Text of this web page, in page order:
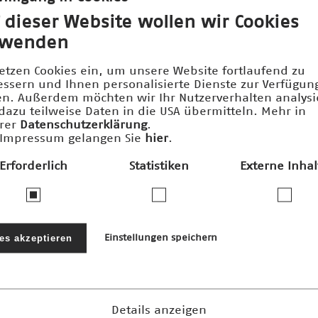
und die damit verbundenen
dieser Website wollen wir Cookies
Cookies ein, um unsere Website fortlaufend zu
und Ihnen personalisierte Dienste zur
Außerdem möchten wir Ihr Nutzerverhalten
teilweise Daten in die USA übermitteln. Mehr in
Datenschutzerklärung.
gelangen Sie
hier
Erforderlich Statistiken Externe
akzeptieren Einstellungen speichern
Details anzeigen